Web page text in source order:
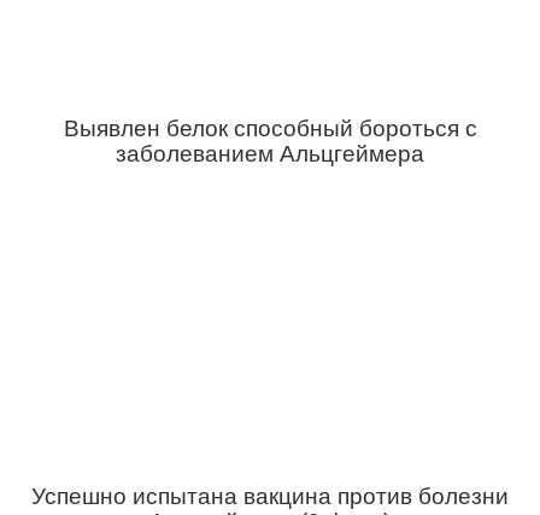
Выявлен белок способный бороться с
заболеванием Альцгеймера
Успешно испытана вакцина против болезни